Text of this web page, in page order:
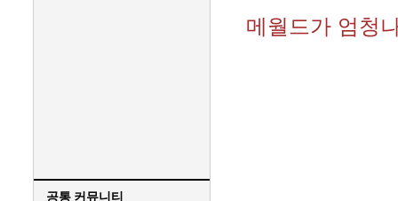
공통 커뮤니티
메월드가 엄청